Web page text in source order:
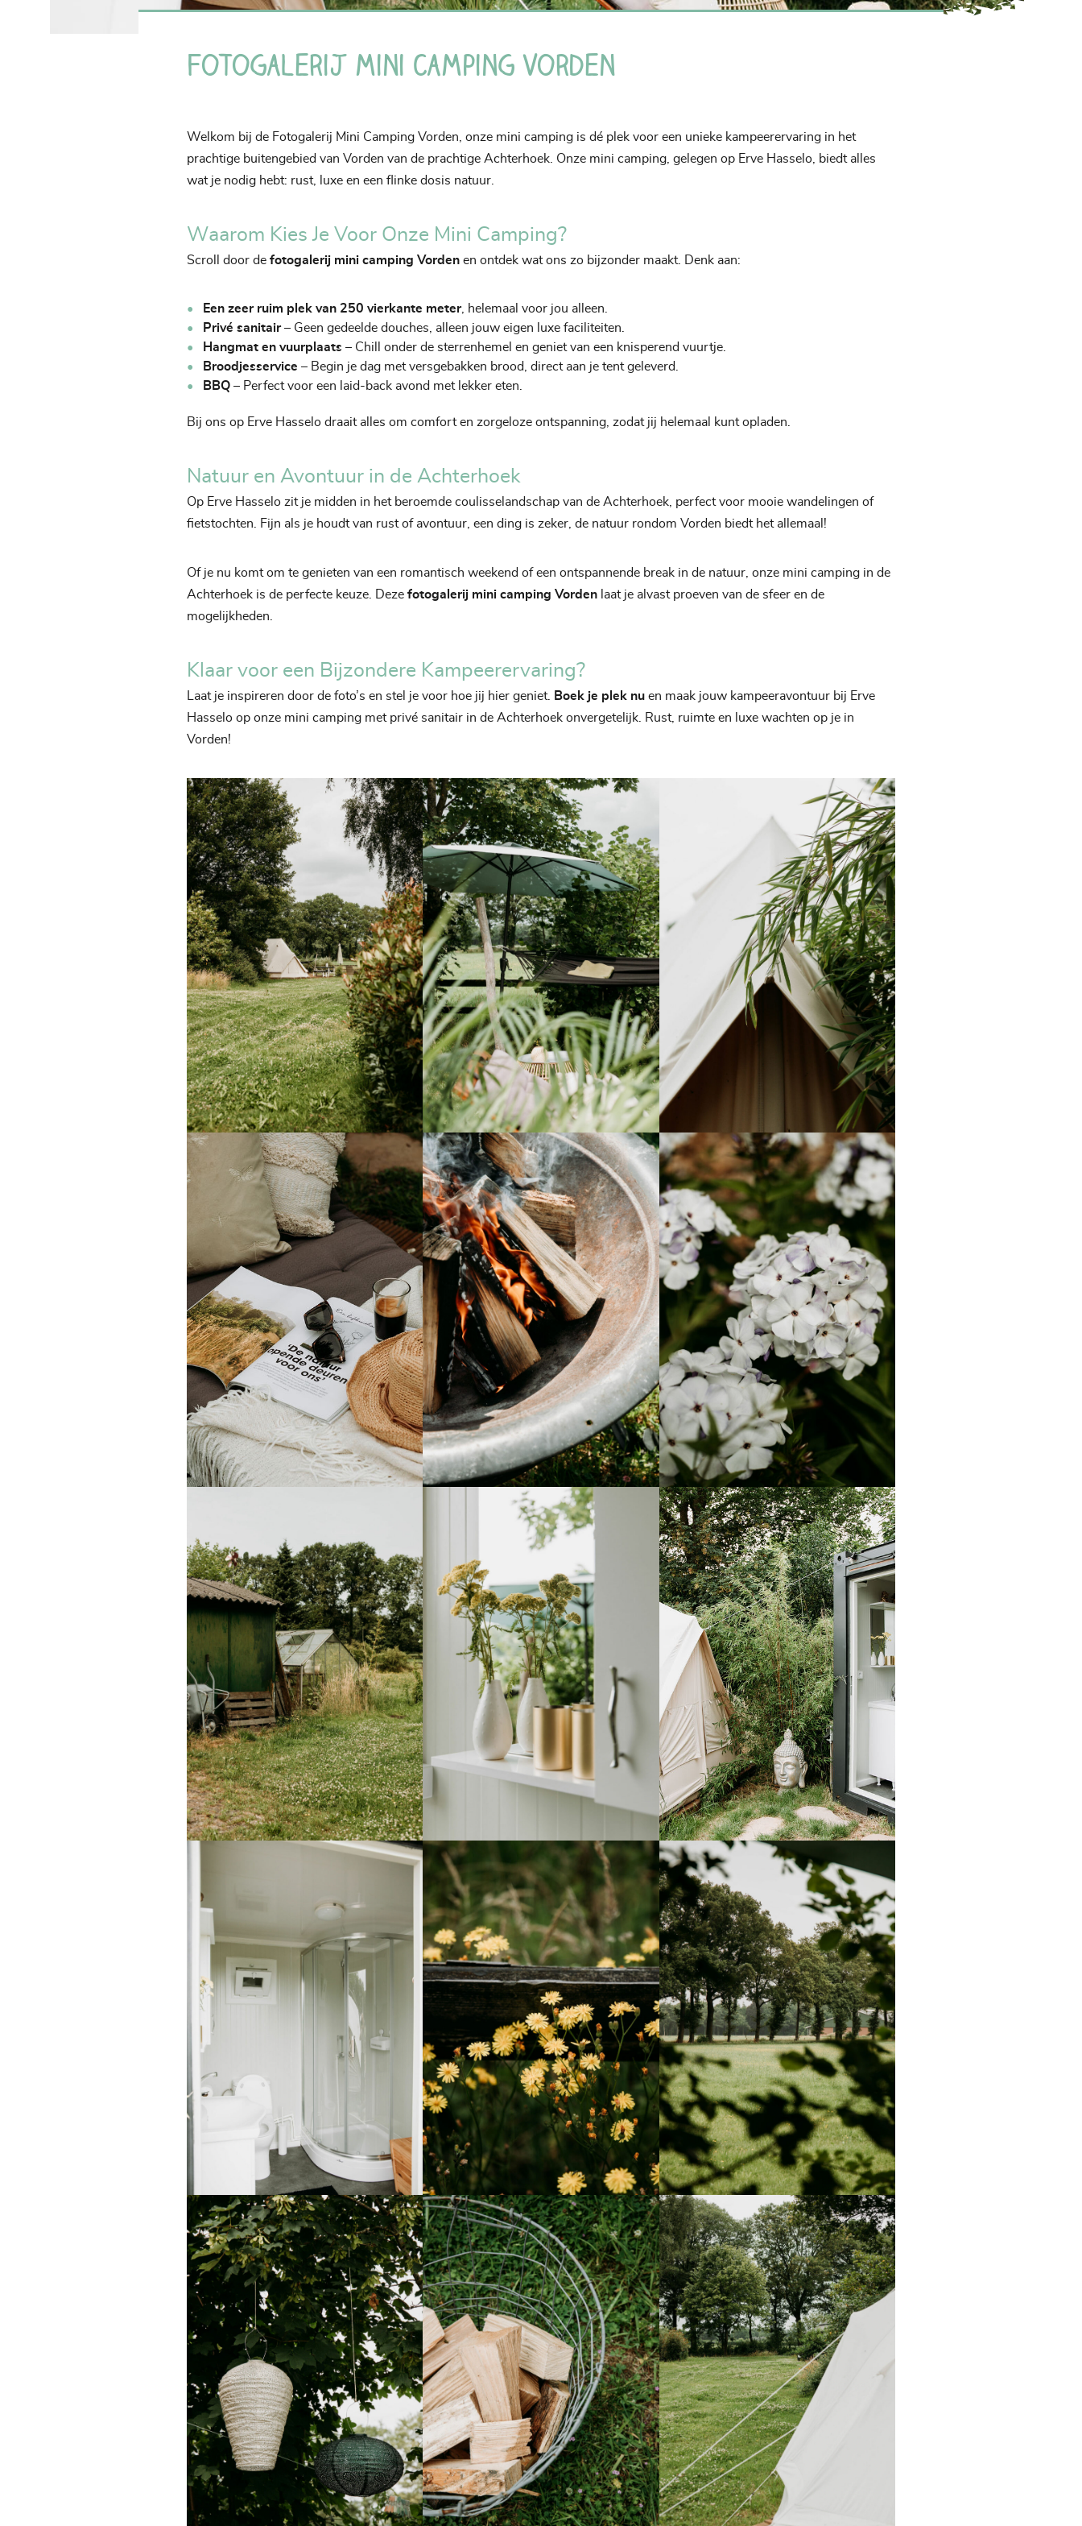
Fotogalerij mini camping Vorden
Welkom bij de Fotogalerij Mini Camping Vorden, onze mini camping is dé plek voor een unieke kampeerervaring in het
prachtige buitengebied van Vorden van de prachtige Achterhoek. Onze mini camping, gelegen op Erve Hasselo, biedt alles
wat je nodig hebt: rust, luxe en een flinke dosis natuur.
Waarom Kies Je Voor Onze Mini Camping?
Scroll door de fotogalerij mini camping Vorden en ontdek wat ons zo bijzonder maakt. Denk aan:
Een zeer ruim plek van 250 vierkante meter, helemaal voor jou alleen.
Privé sanitair– Geen gedeelde douches, alleen jouw eigen luxe faciliteiten.
Hangmat en vuurplaats – Chill onder de sterrenhemel en geniet van een knisperend vuurtje.
Broodjesservice – Begin je dag met versgebakken brood, direct aan je tent geleverd.
BBQ – Perfect voor een laid-back avond met lekker eten.
Bij ons op Erve Hasselo draait alles om comfort en zorgeloze ontspanning, zodat jij helemaal kunt opladen.
Natuur en Avontuur in de Achterhoek
Op Erve Hasselo zit je midden in het beroemde coulisselandschap van de Achterhoek, perfect voor mooie wandelingen of
fietstochten. Fijn als je houdt van rust of avontuur, een ding is zeker, de natuur rondom Vorden biedt het allemaal!
Of je nu komt om te genieten van een romantisch weekend of een ontspannende break in de natuur, onze mini camping in de
Achterhoek is de perfecte keuze. Deze fotogalerij mini camping Vorden laat je alvast proeven van de sfeer en de
mogelijkheden.
Klaar voor een Bijzondere Kampeerervaring?
Laat je inspireren door de foto’s en stel je voor hoe jij hier geniet. Boek je plek nu en maak jouw kampeeravontuur bij Erve
Hasselo op onze mini camping met privé sanitair in de Achterhoek onvergetelijk. Rust, ruimte en luxe wachten op je in
Vorden!